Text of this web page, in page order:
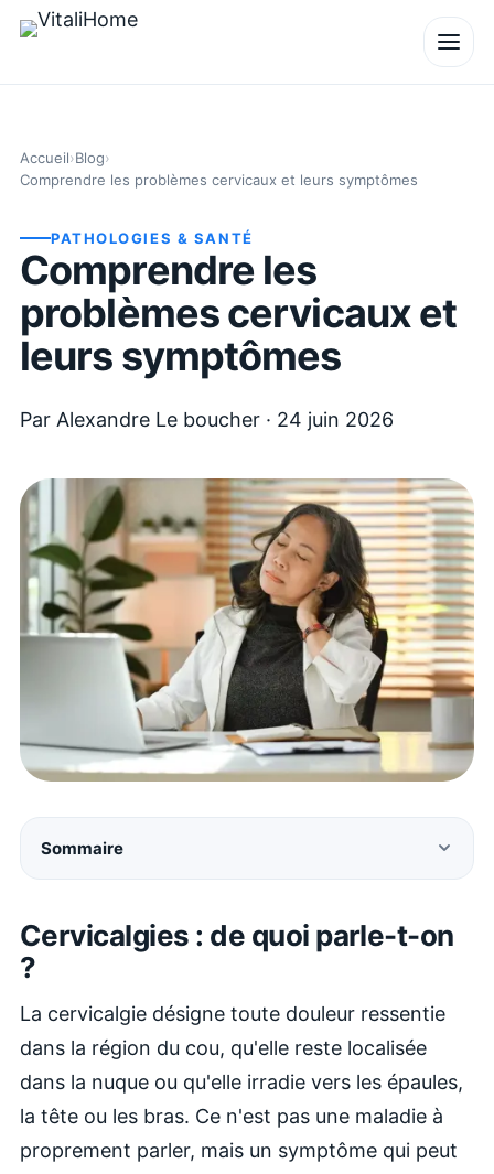
Accueil›Blog›
Comprendre les problèmes cervicaux et leurs symptômes
PATHOLOGIES & SANTÉ
Comprendre les
problèmes cervicaux et
leurs symptômes
Par Alexandre Le boucher · 24 juin 2026
Sommaire
Cervicalgies : de quoi parle-t-on
?
La cervicalgie désigne toute douleur ressentie
dans la région du cou, qu'elle reste localisée
dans la nuque ou qu'elle irradie vers les épaules,
la tête ou les bras. Ce n'est pas une maladie à
proprement parler, mais un symptôme qui peut